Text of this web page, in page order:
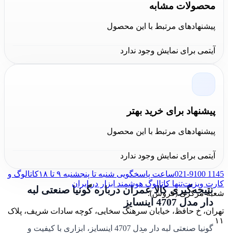
نتیجه‌گیری کالا عمران درباره گونیا صنعتی لبه
دار مدل 4707 اینسایز
گونیا صنعتی لبه دار مدل 4707 اینسایز، ابزاری با کیفیت و
محصولات مشابه
پیشنهادهای مرتبط با این محصول
آیتمی برای نمایش وجود ندارد
پیشنهاد برای خرید بهتر
پیشنهادهای مرتبط با این محصول
آیتمی برای نمایش وجود ندارد
021-9100 1145ساعت پاسخگویی شنبه تا پنجشنبه ۹ تا ۱۸
کاتالوگ و
کارت ویزیتتنها کاتالوگ هوشمند ابزار در ایران
شعبه مرکزی (فروش):
تهران، خ حافظ، خیابان سرهنگ سخایی، کوچه سادات شریف، پلاک
۱۱